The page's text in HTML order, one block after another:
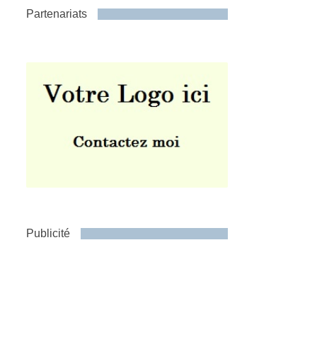
Partenariats
Publicité